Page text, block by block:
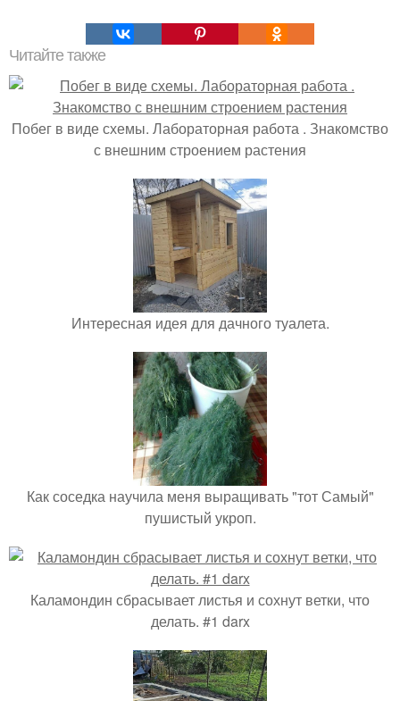
Читайте также
Побег в виде схемы. Лабораторная работа . Знакомство
с внешним строением растения
Интересная идея для дачного туалета.
Как соседка научила меня выращивать "тот Самый"
пушистый укроп.
Каламондин сбрасывает листья и сохнут ветки, что
делать. #1 darx